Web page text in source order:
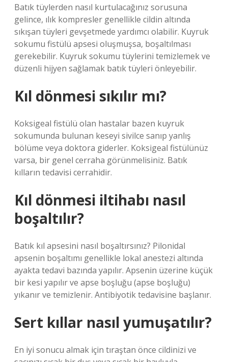
Batık tüylerden nasıl kurtulacağınız sorusuna
gelince, ılık kompresler genellikle cildin altında
sıkışan tüyleri gevşetmede yardımcı olabilir. Kuyruk
sokumu fistülü apsesi oluşmuşsa, boşaltılması
gerekebilir. Kuyruk sokumu tüylerini temizlemek ve
düzenli hijyen sağlamak batık tüyleri önleyebilir.
Kıl dönmesi sıkılır mı?
Koksigeal fistülü olan hastalar bazen kuyruk
sokumunda bulunan keseyi sivilce sanıp yanlış
bölüme veya doktora giderler. Koksigeal fistülünüz
varsa, bir genel cerraha görünmelisiniz. Batık
kılların tedavisi cerrahidir.
Kıl dönmesi iltihabı nasıl
boşaltılır?
Batık kıl apsesini nasıl boşaltırsınız? Pilonidal
apsenin boşaltımı genellikle lokal anestezi altında
ayakta tedavi bazında yapılır. Apsenin üzerine küçük
bir kesi yapılır ve apse boşluğu (apse boşluğu)
yıkanır ve temizlenir. Antibiyotik tedavisine başlanır.
Sert kıllar nasıl yumuşatılır?
En iyi sonucu almak için tıraştan önce cildinizi ve